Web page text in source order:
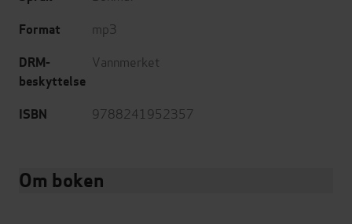
Format mp3
DRM-
beskyttelse
Vannmerket
ISBN 9788241952357
Om boken